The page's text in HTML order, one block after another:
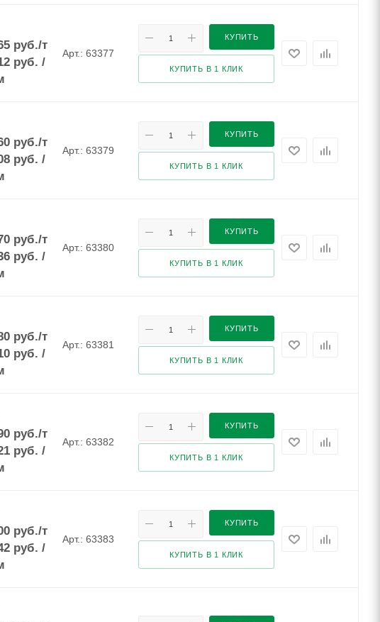
руб./т
руб. /
Арт.: 63377
КУПИТЬ
КУПИТЬ В 1 КЛИК
руб./т
руб. /
Арт.: 63379
КУПИТЬ
КУПИТЬ В 1 КЛИК
руб./т
руб. /
Арт.: 63380
КУПИТЬ
КУПИТЬ В 1 КЛИК
руб./т
руб. /
Арт.: 63381
КУПИТЬ
КУПИТЬ В 1 КЛИК
руб./т
руб. /
Арт.: 63382
КУПИТЬ
КУПИТЬ В 1 КЛИК
руб./т
руб. /
Арт.: 63383
КУПИТЬ
КУПИТЬ В 1 КЛИК